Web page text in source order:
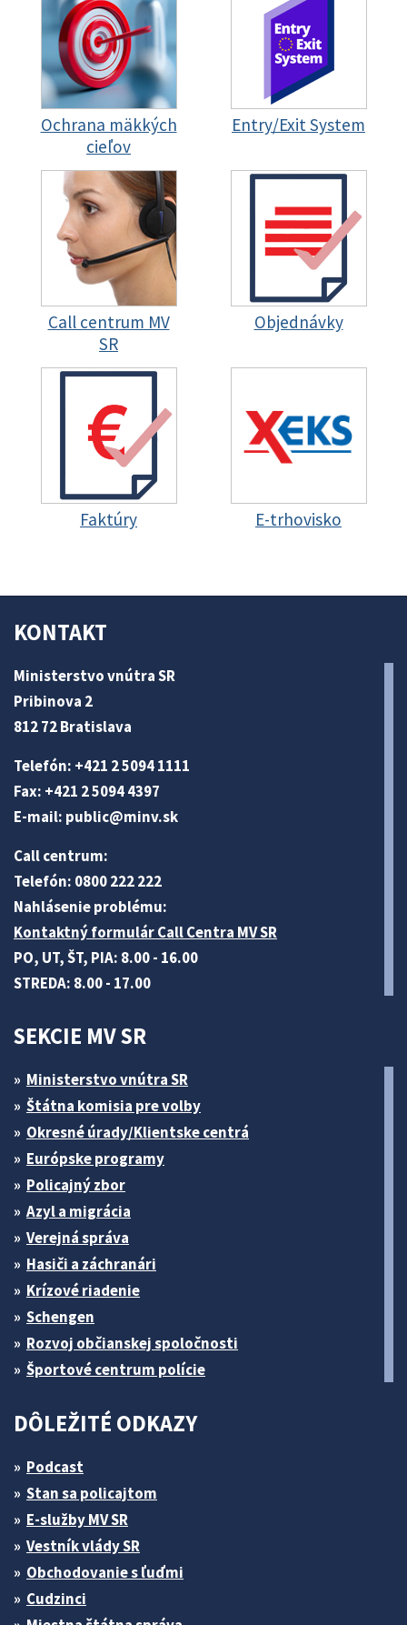
Ochrana mäkkých
cieľov
Entry/Exit System
Call centrum MV
SR
Objednávky
Faktúry E-trhovisko
KONTAKT
Ministerstvo vnútra SR
Pribinova 2
812 72 Bratislava
Telefón: +421 2 5094 1111
Fax: +421 2 5094 4397
E-mail: public@minv.sk
Call centrum:
Telefón: 0800 222 222
Nahlásenie problému:
Kontaktný formulár Call Centra MV SR
PO, UT, ŠT, PIA: 8.00 - 16.00
STREDA: 8.00 - 17.00
SEKCIE MV SR
Ministerstvo vnútra SR
Štátna komisia pre volby
Okresné úrady/Klientske centrá
Európske programy
Policajný zbor
Azyl a migrácia
Verejná správa
Hasiči a záchranári
Krízové riadenie
Schengen
Rozvoj občianskej spoločnosti
Športové centrum polície
DÔLEŽITÉ ODKAZY
Podcast
Stan sa policajtom
E-služby MV SR
Vestník vlády SR
Obchodovanie s ľuďmi
Cudzinci